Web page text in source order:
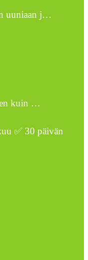
uuniaan j…
kuin …
✅ 30 päivän